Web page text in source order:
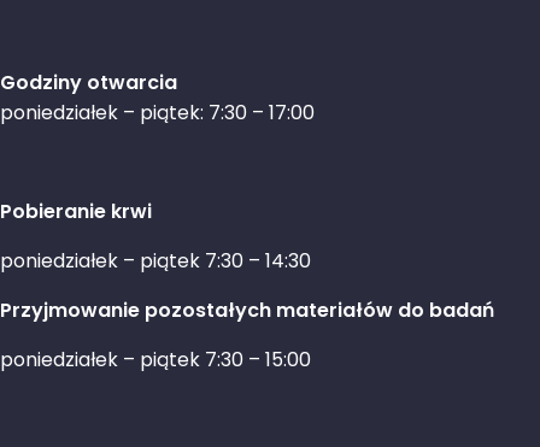
Godziny otwarcia
poniedziałek – piątek: 7:30 – 17:00
Pobieranie krwi
poniedziałek – piątek 7:30 – 14:30
Przyjmowanie pozostałych materiałów do badań
poniedziałek – piątek 7:30 – 15:00